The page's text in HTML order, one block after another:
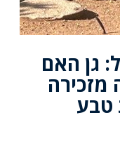
גן האם
מזכירה
טבע